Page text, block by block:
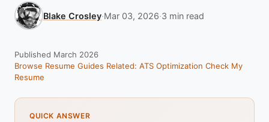
Blake Crosley·Mar 03, 2026·3 min read
Published March 2026
Browse Resume Guides Related: ATS Optimization Check My
Resume
QUICK ANSWER